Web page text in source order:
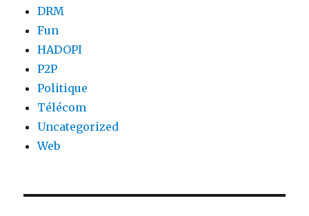
DRM
Fun
HADOPI
P2P
Politique
Télécom
Uncategorized
Web